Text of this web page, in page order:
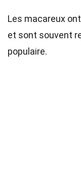
Les macareux
et sont souvent
populaire.